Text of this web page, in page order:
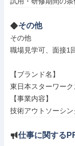
その他
その他
職場見学可、面接1
【ブランド名】
東日本スターワーク
【事業内容】
技術アウトソーシン
仕事に関する